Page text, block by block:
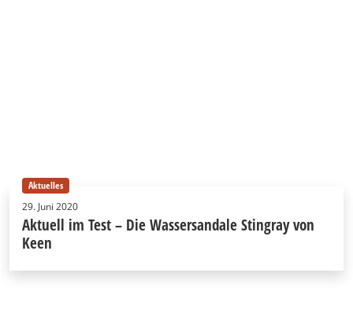
Aktuelles
29. Juni 2020
Aktuell im Test – Die Wassersandale Stingray von
Keen